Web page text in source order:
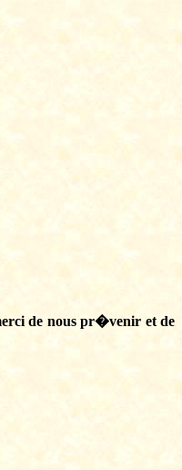
de nous pr�venir et de